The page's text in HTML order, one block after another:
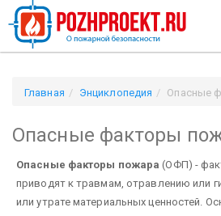
Главная Энциклопедия Опасные
Опасные факторы
Опасные факторы пожара (ОФП) -
приводят к травмам, от­равлению или
или утрате материальных ценностей.